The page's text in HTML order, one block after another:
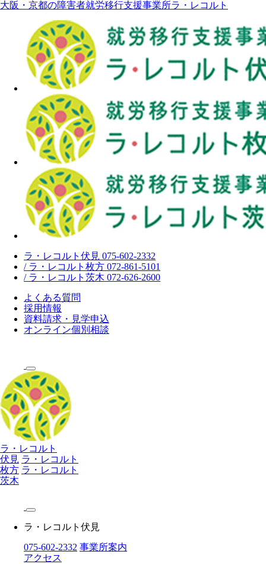
大阪・京都の障害者就労移行支援事業所ラ・レコルト
ラ・レコルト伏見 075-602-2332
/ ラ・レコルト枚方 072-861-5101
/ ラ・レコルト茨木 072-626-2600
よくある質問
採用情報
資料請求・見学申込
オンライン個別相談
ラ・レコルト
伏見 ラ・レコルト
枚方 ラ・レコルト
茨木
ラ・レコルト伏見
075-602-2332 事業所案内
アクセス